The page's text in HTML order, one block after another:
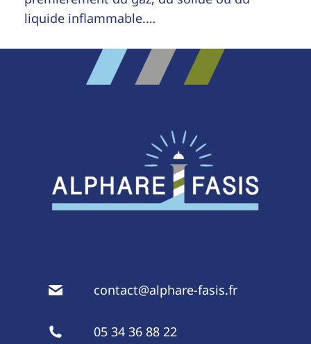
liquide inflammable.…
contact@alphare-fasis.fr
05 34 36 88 22